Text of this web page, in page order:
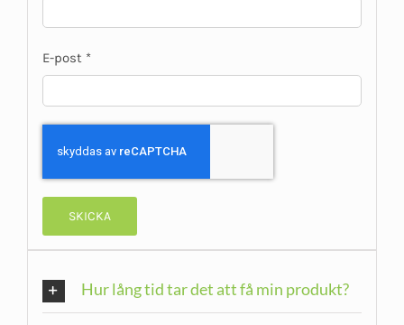
E-post *
Hur lång tid tar det att få min produkt?